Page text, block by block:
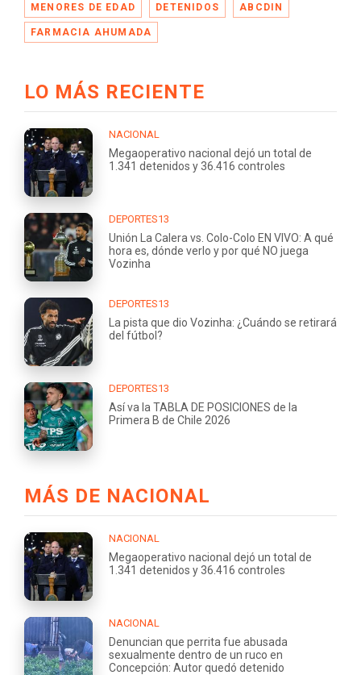
MENORES DE EDAD DETENIDOS ABCDIN
FARMACIA AHUMADA
LO MÁS RECIENTE
NACIONAL
Megaoperativo nacional dejó un total de
1.341 detenidos y 36.416 controles
DEPORTES13
Unión La Calera vs. Colo-Colo EN VIVO: A qué
hora es, dónde verlo y por qué NO juega
Vozinha
DEPORTES13
La pista que dio Vozinha: ¿Cuándo se retirará
del fútbol?
DEPORTES13
Así va la TABLA DE POSICIONES de la
Primera B de Chile 2026
MÁS DE NACIONAL
NACIONAL
Megaoperativo nacional dejó un total de
1.341 detenidos y 36.416 controles
NACIONAL
Denuncian que perrita fue abusada
sexualmente dentro de un ruco en
Concepción: Autor quedó detenido